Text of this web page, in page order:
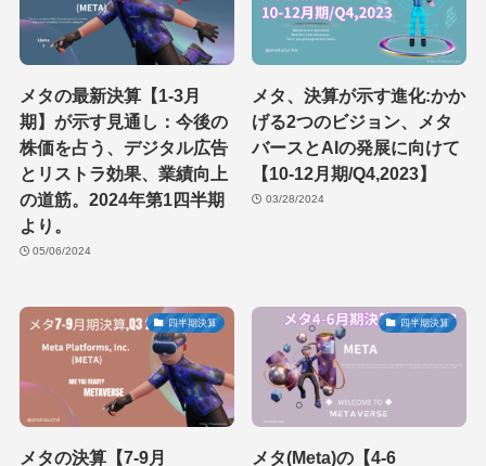
メタの最新決算【1-3月
期】が示す見通し：今後の
株価を占う、デジタル広告
とリストラ効果、業績向上
の道筋。2024年第1四半期
より。
05/06/2024
メタ、決算が示す進化:かか
げる2つのビジョン、メタ
バースとAIの発展に向けて
【10-12月期/Q4,2023】
03/28/2024
四半期決算
メタの決算【7-9月
四半期決算
メタ(Meta)の【4-6